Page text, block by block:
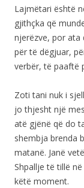
Lajmëtari është
gjithçka që
njerëzve, por ata
për të dëgjuar,
verbër, të paaftë
Zoti tani nuk i
jo thjesht një
atë gjënë që do
shembja brenda
matanë. Janë
Shpallje të tillë
këtë moment.